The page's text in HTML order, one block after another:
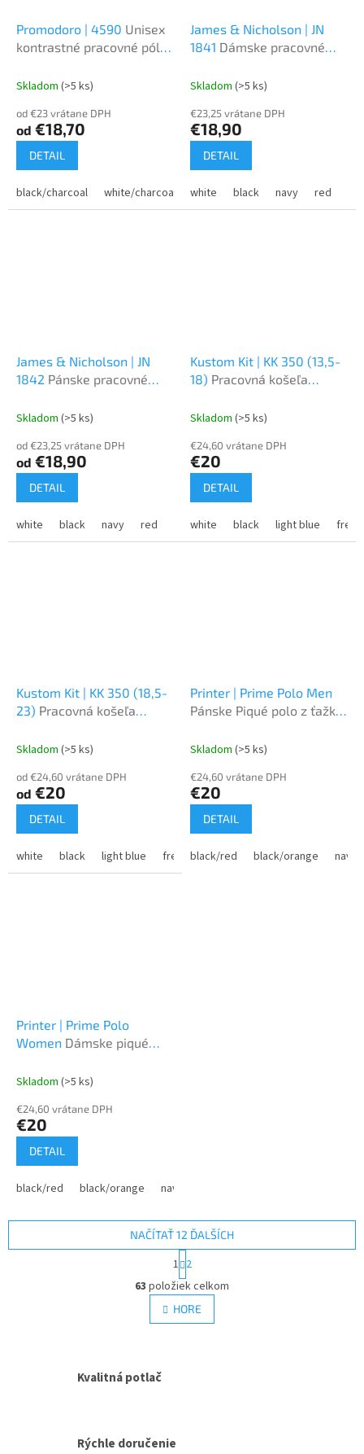
Promodoro | 4590 Unisex
kontrastné pracovné pólo
Skladom (>5 ks)
od €23 vrátane DPH
od €18,70
DETAIL
black/charcoal white/charcoal new light grey/charcoal steel
James & Nicholson | JN
1841 Dámske pracovné
Skladom (>5 ks)
€23,25 vrátane DPH
€18,90
DETAIL
white black navy red
James & Nicholson | JN
1842 Pánske pracovné
Skladom (>5 ks)
od €23,25 vrátane DPH
od €18,90
DETAIL
white black navy red royal turquoise olive grey
Kustom Kit | KK 350 (13,5-
18) Pracovná košeľa
Skladom (>5 ks)
€24,60 vrátane DPH
€20
DETAIL
white black light blue
Kustom Kit | KK 350 (18,5-
23) Pracovná košeľa
Skladom (>5 ks)
od €24,60 vrátane DPH
od €20
DETAIL
white black light blue french navy italian blue
Printer | Prime Polo Men
Pánske Piqué polo z ťažkej
Skladom (>5 ks)
€24,60 vrátane DPH
€20
DETAIL
black/red black/orange
Printer | Prime Polo
Women Dámske piqué
Skladom (>5 ks)
€24,60 vrátane DPH
€20
DETAIL
black/red black/orange navy/cobalt
O
v
l
á
NAČÍTAŤ 12 ĎALŠÍCH
t
r
á
n
k
1 2
63 položiek celkom
HORE
Kvalitná potlač
Rýchle doručenie